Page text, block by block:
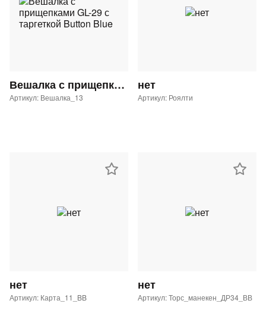
Вешалка с прищепками GL-29 с таргеткой Button Blue
Артикул: Вешалка_13
нет
Артикул: Роялти
нет
Артикул: Карта_11_BB
нет
Артикул: Торс_манекен_ДР34_ВВ